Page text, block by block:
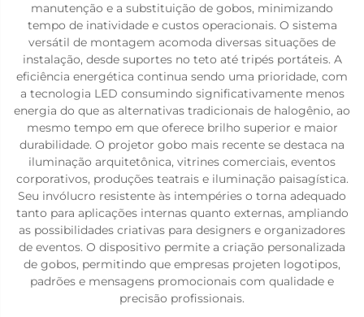
manutenção e a substituição de gobos, minimizando
tempo de inatividade e custos operacionais. O sistema
versátil de montagem acomoda diversas situações de
instalação, desde suportes no teto até tripés portáteis. A
eficiência energética continua sendo uma prioridade, com
a tecnologia LED consumindo significativamente menos
energia do que as alternativas tradicionais de halogênio, ao
mesmo tempo em que oferece brilho superior e maior
durabilidade. O projetor gobo mais recente se destaca na
iluminação arquitetônica, vitrines comerciais, eventos
corporativos, produções teatrais e iluminação paisagística.
Seu invólucro resistente às intempéries o torna adequado
tanto para aplicações internas quanto externas, ampliando
as possibilidades criativas para designers e organizadores
de eventos. O dispositivo permite a criação personalizada
de gobos, permitindo que empresas projeten logotipos,
padrões e mensagens promocionais com qualidade e
precisão profissionais.